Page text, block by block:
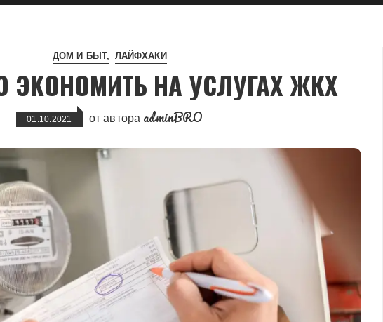
ДОМ И БЫТ ЛАЙФХАКИ
ЭКОНОМИТЬ НА УСЛУГАХ ЖКХ
01.10.2021 от автора adminBRO